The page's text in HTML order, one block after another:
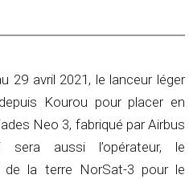
29 avril 2021, le lanceur léger
Kourou pour placer en
Neo 3, fabriqué par Airbus
aussi l’opérateur, le
de la terre NorSat-3 pour le